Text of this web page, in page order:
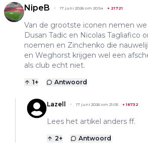
NipeB 17 juni 2026 om 20:54 + 21721
Van de grootste iconen nemen
Dusan Tadic en Nicolas Tagliafico
noemen en Zinchenko die
en Weghorst krijgen wel een
als club echt niet.
1+ Antwoord
Lazell 17 juni 2026 om 21:05 +18732
Lees het artikel anders ff.
2+ Antwoord